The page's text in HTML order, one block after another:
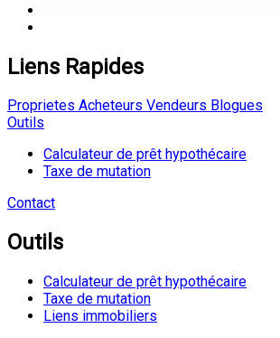
Liens Rapides
Proprietes Acheteurs Vendeurs Blogues
Outils
Calculateur de prêt hypothécaire
Taxe de mutation
Contact
Outils
Calculateur de prêt hypothécaire
Taxe de mutation
Liens immobiliers